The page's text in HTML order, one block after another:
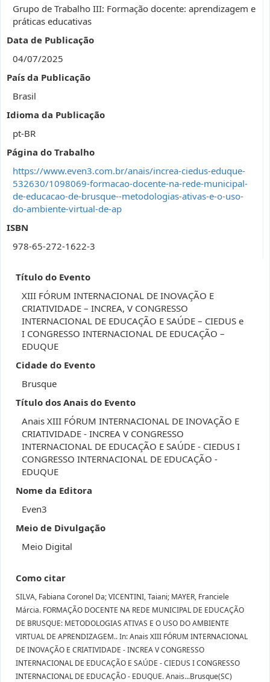
Grupo de Trabalho III: Formação docente: aprendizagem e
práticas educativas
Data de Publicação
04/07/2025
País da Publicação
Brasil
Idioma da Publicação
pt-BR
Página do Trabalho
https://www.even3.com.br/anais/increa-ciedus-eduque-
532630/1098069-formacao-docente-na-rede-municipal-
de-educacao-de-brusque--metodologias-ativas-e-o-uso-
do-ambiente-virtual-de-ap
ISBN
978-65-272-1622-3
Título do Evento
XIII FÓRUM INTERNACIONAL DE INOVAÇÃO E
CRIATIVIDADE – INCREA, V CONGRESSO
INTERNACIONAL DE EDUCAÇÃO E SAÚDE – CIEDUS e
I CONGRESSO INTERNACIONAL DE EDUCAÇÃO –
EDUQUE
Cidade do Evento
Brusque
Título dos Anais do Evento
Anais XIII FÓRUM INTERNACIONAL DE INOVAÇÃO E
CRIATIVIDADE - INCREA V CONGRESSO
INTERNACIONAL DE EDUCAÇÃO E SAÚDE - CIEDUS I
CONGRESSO INTERNACIONAL DE EDUCAÇÃO -
EDUQUE
Nome da Editora
Even3
Meio de Divulgação
Meio Digital
Como citar
SILVA, Fabiana Coronel Da; VICENTINI, Taiani; MAYER, Franciele
Márcia. FORMAÇÃO DOCENTE NA REDE MUNICIPAL DE EDUCAÇÃO
DE BRUSQUE: METODOLOGIAS ATIVAS E O USO DO AMBIENTE
VIRTUAL DE APRENDIZAGEM.. In: Anais XIII FÓRUM INTERNACIONAL
DE INOVAÇÃO E CRIATIVIDADE - INCREA V CONGRESSO
INTERNACIONAL DE EDUCAÇÃO E SAÚDE - CIEDUS I CONGRESSO
INTERNACIONAL DE EDUCAÇÃO - EDUQUE. Anais...Brusque(SC)